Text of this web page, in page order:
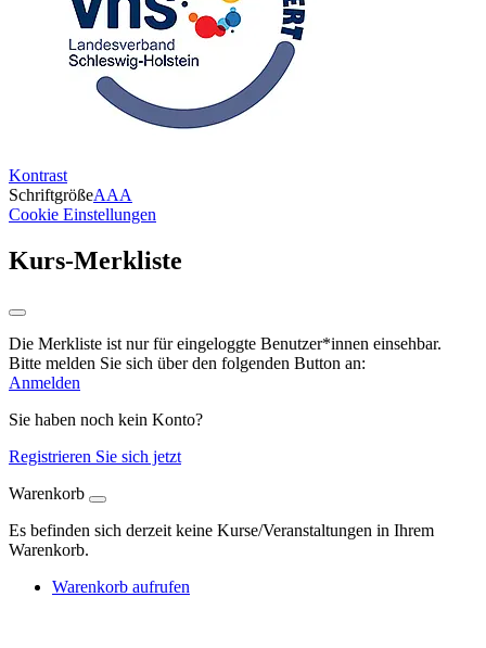
Kontrast
SchriftgrößeAAA
Cookie Einstellungen
Kurs-Merkliste
Die Merkliste ist nur für eingeloggte Benutzer*innen einsehbar.
Bitte melden Sie sich über den folgenden Button an:
Anmelden
Sie haben noch kein Konto?
Registrieren Sie sich jetzt
Warenkorb
Es befinden sich derzeit keine Kurse/Veranstaltungen in Ihrem
Warenkorb.
Warenkorb aufrufen